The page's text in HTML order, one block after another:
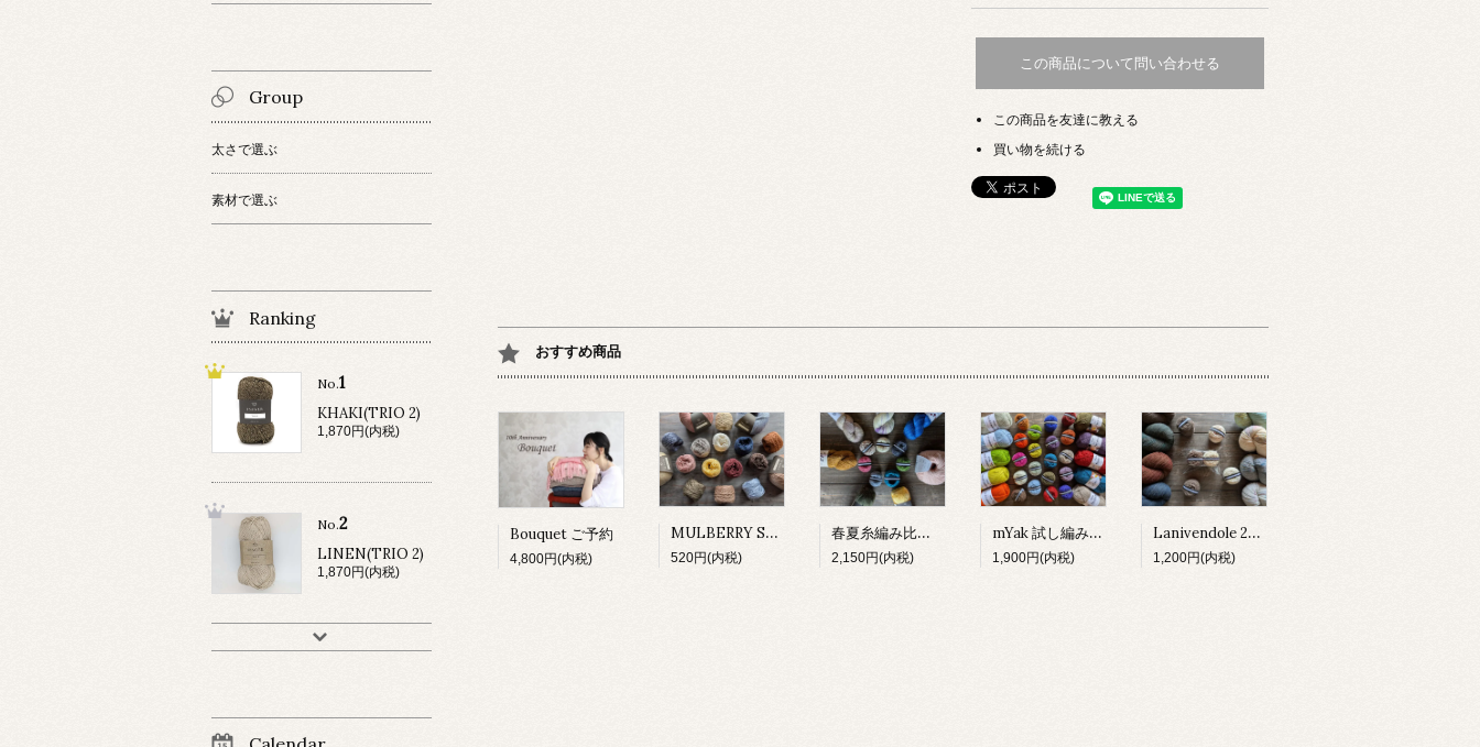
この商品について問い合わせる
この商品を友達に教える
買い物を続ける
おすすめ商品
Bouquet ご予約
4,800円(内税)
MULBERRY SILK 試し編み
520円(内税)
春夏糸編み比べセット
2,150円(内税)
mYak 試し編みセット
1,900円(内税)
Lanivendole 2種 試し編みセット
1,200円(内税)
Group
太さで選ぶ
素材で選ぶ
Ranking
No.1
KHAKI(TRIO 2)
1,870円(内税)
No.2
LINEN(TRIO 2)
1,870円(内税)